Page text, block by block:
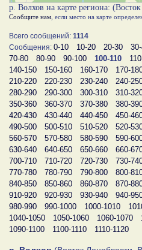
р. Волхов на карте региона:
Сообщите нам , если место на карте
Всего сообщений: 1114
Сообщения: 0-10 10-20 20-30
70-80
80-90 90-100 100-110
140-150
150-160 160-170 170-
210-220
220-230 230-240 240-
280-290
290-300 300-310 310-
350-360
360-370 370-380 380-
420-430
430-440 440-450 450-
490-500
500-510 510-520 520-
560-570
570-580 580-590 590-
630-640
640-650 650-660 660-
700-710
710-720 720-730 730-
770-780
780-790 790-800 800-
840-850
850-860 860-870 870-
910-920
920-930 930-940 940-
980-990
990-1000 1000-1010
1040-1050
1050-1060 1060-1070
1090-1100
1100-1110 1110-1120